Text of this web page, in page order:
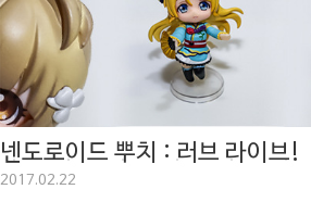
넨도로이드 뿌치 : 러브 라이브!
2017.02.22